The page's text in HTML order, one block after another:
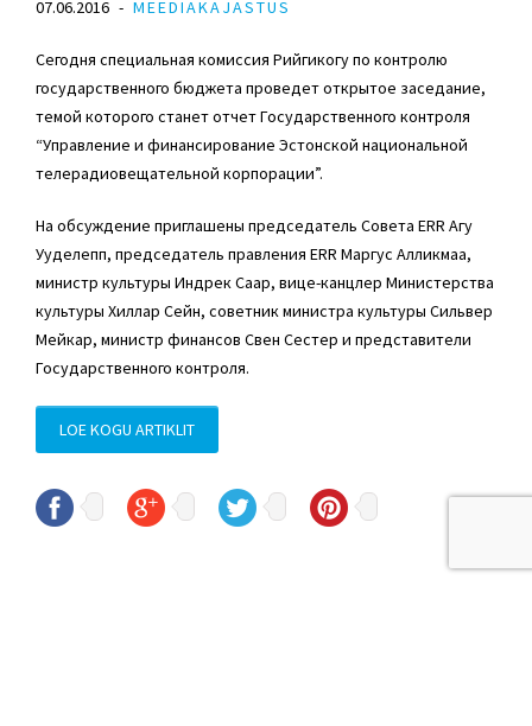
07.06.2016 MEEDIAKAJASTUS
Сегодня специальная комиссия Рийгикогу по контролю
государственного бюджета проведет открытое заседание,
темой которого станет отчет Государственного контроля
“Управление и финансирование Эстонской национальной
телерадиовещательной корпорации”.
На обсуждение приглашены председатель Совета ERR Агу
Ууделепп, председатель правления ERR Маргус Алликмаа,
министр культуры Индрек Саар, вице-канцлер Министерства
культуры Хиллар Сейн, советник министра культуры Сильвер
Мейкар, министр финансов Свен Сестер и представители
Государственного контроля.
LOE KOGU ARTIKLIT